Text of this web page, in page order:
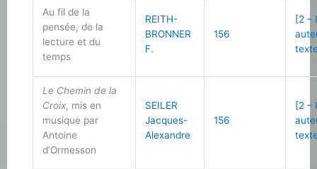
Au fil de la
pensée, de la
lecture et du
temps
REITH-
BRONNER
F.
156
[2 –
Le Chemin de la
Croix, mis en
musique par
Antoine
d’Ormesson
SEILER
Jacques-
Alexandre
156
[2 –